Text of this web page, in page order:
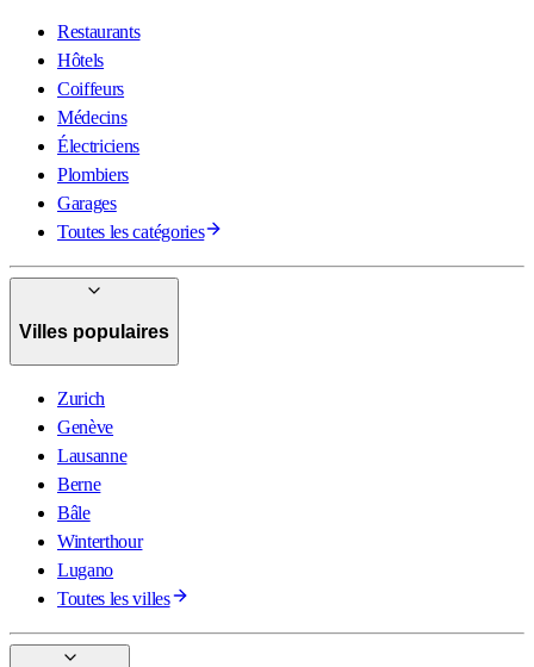
Restaurants
Hôtels
Coiffeurs
Médecins
Électriciens
Plombiers
Garages
Toutes les catégories
Villes populaires
Zurich
Genève
Lausanne
Berne
Bâle
Winterthour
Lugano
Toutes les villes